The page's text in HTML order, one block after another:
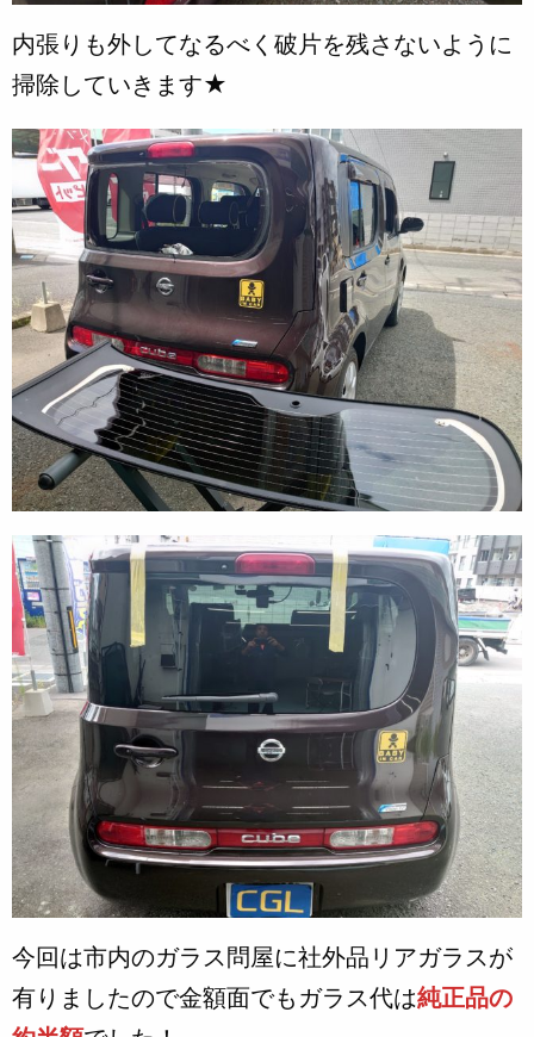
内張りも外してなるべく破片を残さないように
掃除していきます★
今回は市内のガラス問屋に社外品リアガラスが
有りましたので金額面でもガラス代は純正品の